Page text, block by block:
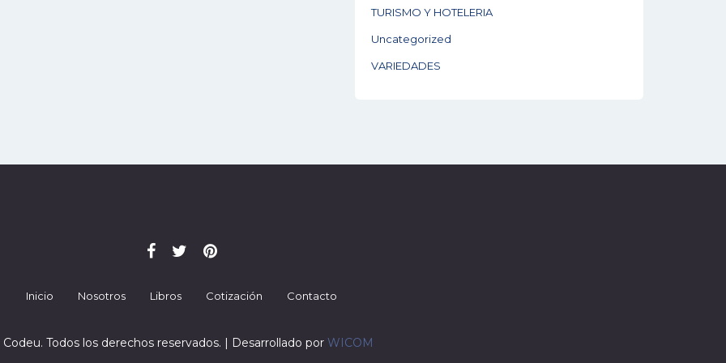
TURISMO Y HOTELERIA
Uncategorized
VARIEDADES
Inicio Nosotros Libros Cotización Contacto
Todos los derechos reservados. | Desarrollado por WICOM